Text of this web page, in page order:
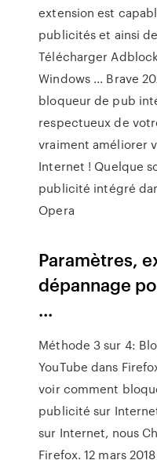
extension est
publicités et ainsi
Télécharger
Windows ... Brave
bloqueur de pub
respectueux de
vraiment améliorer
Internet ! Quelque
publicité intégré
Opera
Paramètres,
dépannage
...
Méthode 3 sur 4:
YouTube dans
voir comment
publicité sur
sur Internet, nous
Firefox. 12 mars